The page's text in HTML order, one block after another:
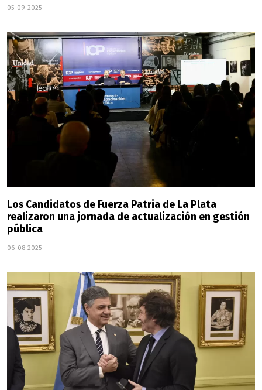
05-09-2025
Los Candidatos de Fuerza Patria de La Plata
realizaron una jornada de actualización en gestión
pública
06-08-2025